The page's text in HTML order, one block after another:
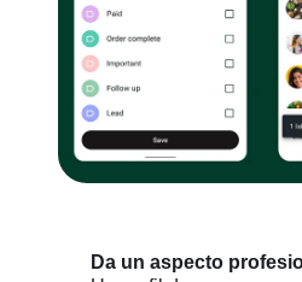
Da un aspecto